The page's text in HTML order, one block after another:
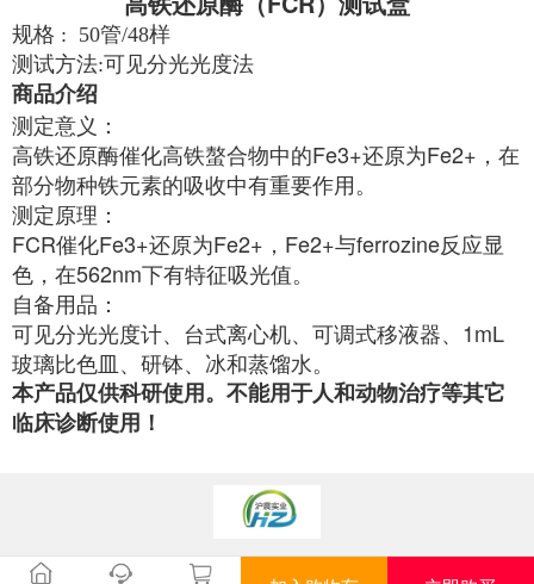
规格 : 50管/48样
测试方法:可见分光光度法
商品介绍
测定意义：
高铁还原酶催化高铁螯合物中的Fe3+还原为Fe2+，在
部分物种铁元素的吸收中有重要作用。
测定原理：
FCR催化Fe3+还原为Fe2+，Fe2+与ferrozine反应显
色，在562nm下有特征吸光值。
自备用品：
可见分光光度计、台式离心机、可调式移液器、1mL
玻璃比色皿、研钵、冰和蒸馏水。
本产品仅供科研使用。不能用于人和动物治疗等其它
临床诊断使用！